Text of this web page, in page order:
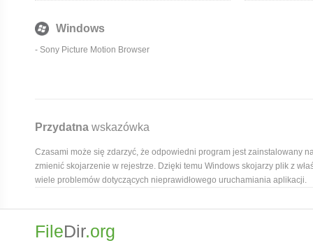
Windows
- Sony Picture Motion Browser
Przydatna wskazówka
Czasami może się zdarzyć, że odpowiedni program jest zainstalowany
zmienić skojarzenie w rejestrze. Dzięki temu Windows skojarzy plik z
wiele problemów dotyczących nieprawidłowego uruchamiania aplikacji.
FileDir.org